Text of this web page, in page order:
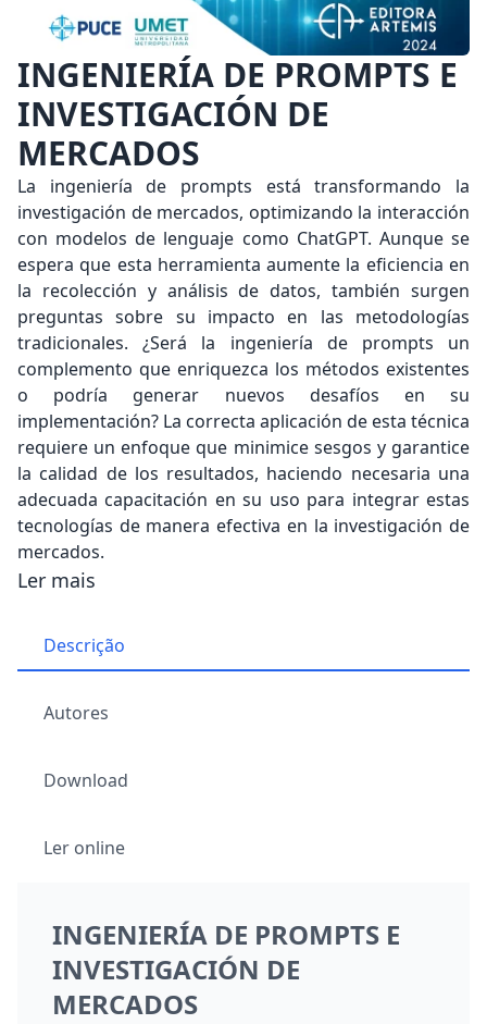
INGENIERÍA DE PROMPTS E
INVESTIGACIÓN DE
MERCADOS
La ingeniería de prompts está transformando la
investigación de mercados, optimizando la interacción
con modelos de lenguaje como ChatGPT. Aunque se
espera que esta herramienta aumente la eficiencia en
la recolección y análisis de datos, también surgen
preguntas sobre su impacto en las metodologías
tradicionales. ¿Será la ingeniería de prompts un
complemento que enriquezca los métodos existentes
o podría generar nuevos desafíos en su
implementación? La correcta aplicación de esta técnica
requiere un enfoque que minimice sesgos y garantice
la calidad de los resultados, haciendo necesaria una
adecuada capacitación en su uso para integrar estas
tecnologías de manera efectiva en la investigación de
mercados.
Ler mais
Descrição
Autores
Download
Ler online
INGENIERÍA DE PROMPTS E
INVESTIGACIÓN DE
MERCADOS